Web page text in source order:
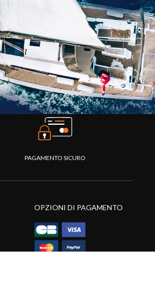
PAGAMENTO SICURO
OPZIONI DI PAGAMENTO